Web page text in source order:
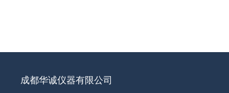
成都华诚仪器有限公司